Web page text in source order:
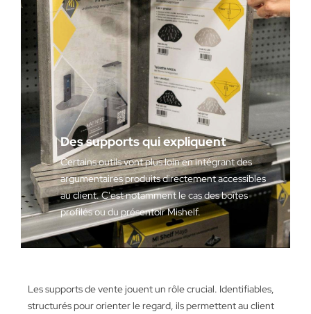
Des supports qui expliquent
Certains outils vont plus loin en intégrant des
argumentaires produits directement accessibles
au client. C'est notamment le cas des boîtes
profilés ou du présentoir Mishelf.
Les supports de vente jouent un rôle crucial. Identifiables,
structurés pour orienter le regard, ils permettent au client